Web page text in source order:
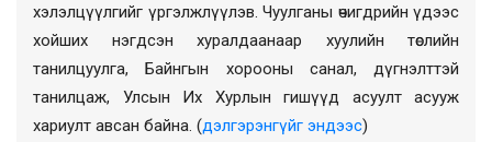
хэлэлцүүлгийг үргэлжлүүлэв. Чуулганы өчигдрийн үдээс
хойших нэгдсэн хуралдаанаар хуулийн төслийн
танилцуулга, Байнгын хорооны санал, дүгнэлттэй
танилцаж, Улсын Их Хурлын гишүүд асуулт асууж
хариулт авсан байна. (дэлгэрэнгүйг эндээс)